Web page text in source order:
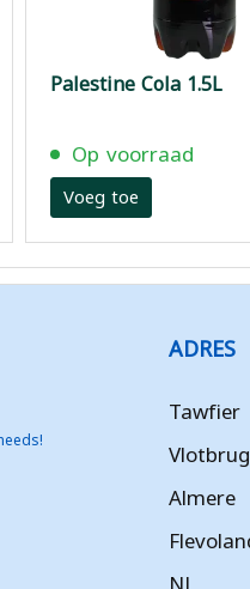
Palestine Cola 1.5L
Op voorraad
Voeg toe
ADRES
Tawfier
Almere